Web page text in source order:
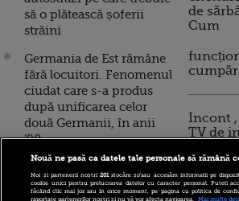
să o plătească șoferii
străini
Germania de Est rămâne
fără locuitori. Fenomenul
ciudat care s-a produs
după unificarea celor
două Germanii, în anii
‘90
a Europei, lovită din plin
de
Cum
Incont
TV de
Nouă ne pasă ca datele tale personale să rămână
Noi și partenerii noștri201stocăm și/sau accesăm informații pe
cookie unici pentru prelucrarea datelor cu caracter personal. Puteți
făcând clic mai jos sau în orice moment, pe pagina cu politica de
raportate partenerilor noștri și nu vă vor afecta navigarea.
Mai multe